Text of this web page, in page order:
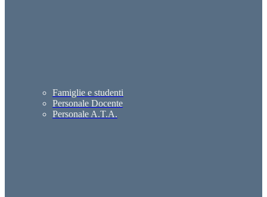
Famiglie e studenti
Personale Docente
Personale A.T.A.